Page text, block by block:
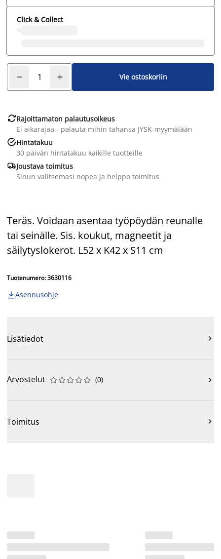
Click & Collect
Vie ostoskoriin
Rajoittamaton palautusoikeus
Ei aikarajaa - palauta mihin tahansa JYSK-myymälään
Hintatakuu
30 päivän hintatakuu kaikille tuotteille
Joustava toimitus
Sinun valitsemasi nopea ja helppo toimitus
Teräs. Voidaan asentaa työpöydän reunalle
tai seinälle. Sis. koukut, magneetit ja
säilytyslokerot. L52 x K42 x S11 cm
Tuotenumero: 3630116
 Asennusohje
Lisätiedot 
Arvostelut 




 (0) 
Toimitus 